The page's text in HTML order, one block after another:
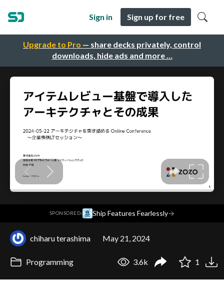
Upgrade to Pro — share decks privately, control
downloads, hide ads and more …
Sign in Sign up for free
SPONSORED· Ship Features Fearlessly→
chiharu terashima May 21, 2024
Programming 3.6k 1